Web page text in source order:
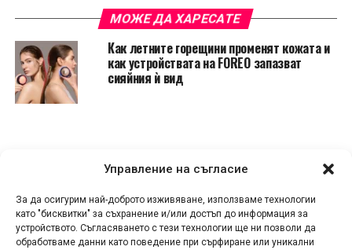
Управление на съгласие
За да осигурим най-доброто изживяване, използваме технологии
като "бисквитки" за съхранение и/или достъп до информация за
устройството. Съгласяването с тези технологии ще ни позволи да
обработваме данни като поведение при сърфиране или уникални
МОЖЕ ДА ХАРЕСАТЕ
Как летните горещини променят кожата и
как устройствата на FOREO запазват
сияйния ѝ вид